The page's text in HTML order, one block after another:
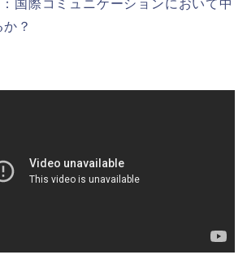
国際コミュニケーションにおいて中
？